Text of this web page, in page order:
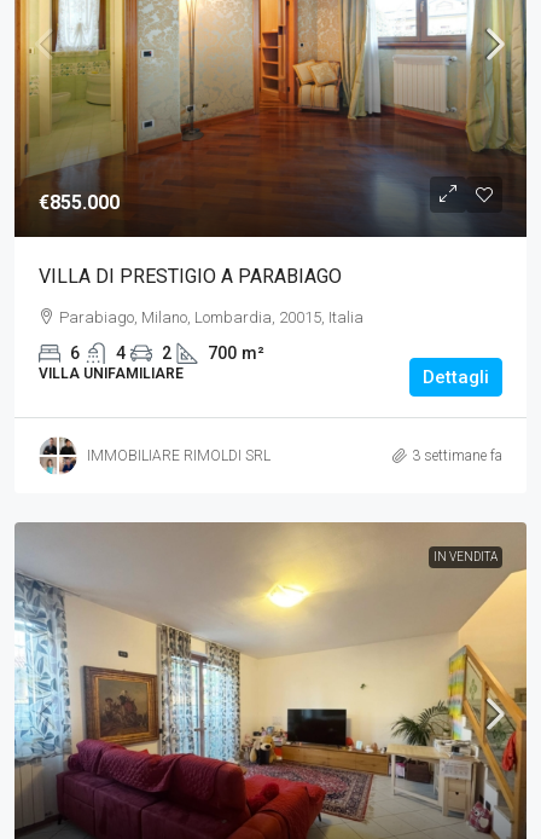
€855.000
VILLA DI PRESTIGIO A PARABIAGO
Parabiago, Milano, Lombardia, 20015, Italia
6 4 2 700 m²
VILLA UNIFAMILIARE Dettagli
IMMOBILIARE RIMOLDI SRL 3 settimane fa
IN VENDITA